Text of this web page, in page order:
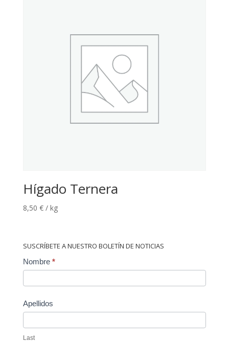
Hígado Ternera
8,50 € / kg
SUSCRÍBETE A NUESTRO BOLETÍN DE NOTICIAS
Contact
Nombre *
Apellidos
Last